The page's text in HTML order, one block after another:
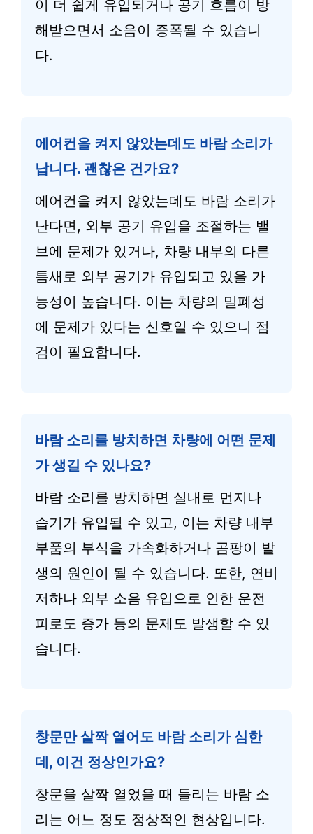
이 더 쉽게 유입되거나 공기 흐름이 방
해받으면서 소음이 증폭될 수 있습니
다.
에어컨을 켜지 않았는데도 바람 소리가
납니다. 괜찮은 건가요?
에어컨을 켜지 않았는데도 바람 소리가
난다면, 외부 공기 유입을 조절하는 밸
브에 문제가 있거나, 차량 내부의 다른
틈새로 외부 공기가 유입되고 있을 가
능성이 높습니다. 이는 차량의 밀폐성
에 문제가 있다는 신호일 수 있으니 점
검이 필요합니다.
바람 소리를 방치하면 차량에 어떤 문제
가 생길 수 있나요?
바람 소리를 방치하면 실내로 먼지나
습기가 유입될 수 있고, 이는 차량 내부
부품의 부식을 가속화하거나 곰팡이 발
생의 원인이 될 수 있습니다. 또한, 연비
저하나 외부 소음 유입으로 인한 운전
피로도 증가 등의 문제도 발생할 수 있
습니다.
창문만 살짝 열어도 바람 소리가 심한
데, 이건 정상인가요?
창문을 살짝 열었을 때 들리는 바람 소
리는 어느 정도 정상적인 현상입니다.